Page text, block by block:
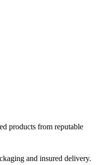
products from reputable
and insured delivery.